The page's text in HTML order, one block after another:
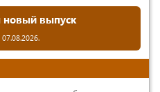
новый выпуск